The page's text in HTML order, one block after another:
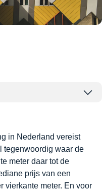
in Nederland vereist
tegenwoordig waar de
meter daar tot de
prijs van een
vierkante meter. En voor